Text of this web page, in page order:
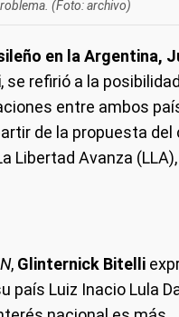
(Foto: archivo)
en la Argentina,
, se refirió a la
entre ambos
de la propuesta del
Libertad Avanza (LLA),
, Glinternick Bitelli
país Luiz Inacio Lula